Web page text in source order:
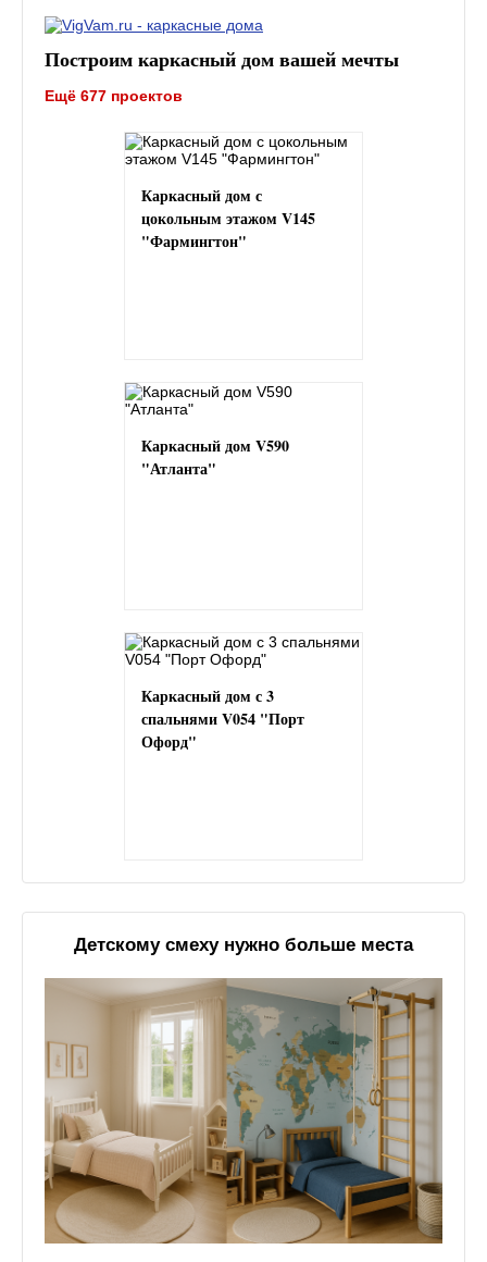
Построим каркасный дом вашей мечты
Ещё 677 проектов
Каркасный дом с
цокольным этажом V145
"Фармингтон"
Каркасный дом V590
"Атланта"
Каркасный дом с 3
спальнями V054 "Порт
Офорд"
Детскому смеху нужно больше места